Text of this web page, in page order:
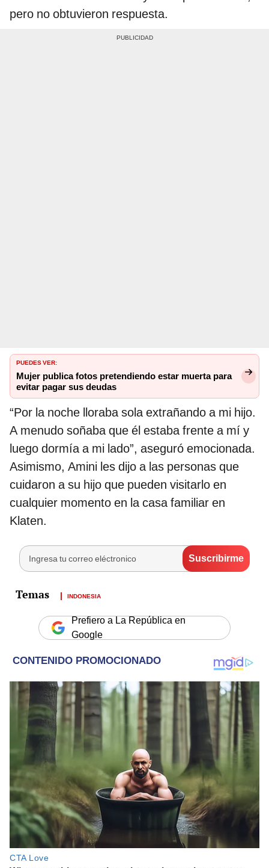
pero no obtuvieron respuesta.
PUEDES VER:
Mujer publica fotos pretendiendo estar muerta para
evitar pagar sus deudas
“Por la noche lloraba sola extrañando a mi hijo.
A menudo soñaba que él estaba frente a mí y
luego dormía a mi lado”, aseguró emocionada.
Asimismo, Amini les dijo a las personas que
cuidaron a su hijo que pueden visitarlo en
cualquier momento en la casa familiar en
Klaten.
INDONESIA
Prefiero a La República en
Google